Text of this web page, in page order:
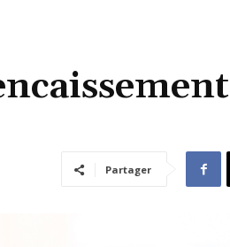
Partager